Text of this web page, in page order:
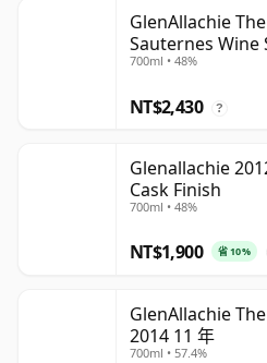
GlenAllachie
Sauternes Wine
700ml • 48%
NT$2,430 ?
Glenallachie
Cask Finish
700ml • 48%
NT$1,900 省 10%
GlenAllachie
2014 11 年
700ml • 57.4%